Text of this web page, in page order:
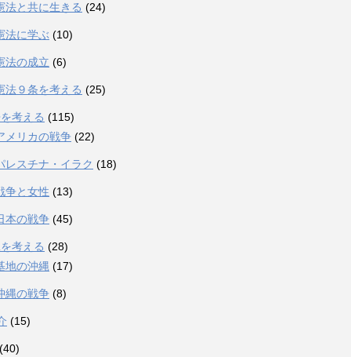
法と共に生きる (24)
法に学ぶ (10)
法の成立 (6)
法９条を考える (25)
考える (115)
メリカの戦争 (22)
レスチナ・イラク (18)
争と女性 (13)
本の戦争 (45)
考える (28)
地の沖縄 (17)
縄の戦争 (8)
(15)